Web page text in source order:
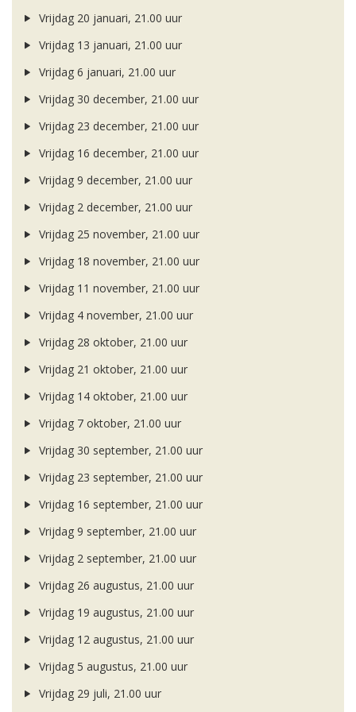
Vrijdag 20 januari, 21.00 uur
Vrijdag 13 januari, 21.00 uur
Vrijdag 6 januari, 21.00 uur
Vrijdag 30 december, 21.00 uur
Vrijdag 23 december, 21.00 uur
Vrijdag 16 december, 21.00 uur
Vrijdag 9 december, 21.00 uur
Vrijdag 2 december, 21.00 uur
Vrijdag 25 november, 21.00 uur
Vrijdag 18 november, 21.00 uur
Vrijdag 11 november, 21.00 uur
Vrijdag 4 november, 21.00 uur
Vrijdag 28 oktober, 21.00 uur
Vrijdag 21 oktober, 21.00 uur
Vrijdag 14 oktober, 21.00 uur
Vrijdag 7 oktober, 21.00 uur
Vrijdag 30 september, 21.00 uur
Vrijdag 23 september, 21.00 uur
Vrijdag 16 september, 21.00 uur
Vrijdag 9 september, 21.00 uur
Vrijdag 2 september, 21.00 uur
Vrijdag 26 augustus, 21.00 uur
Vrijdag 19 augustus, 21.00 uur
Vrijdag 12 augustus, 21.00 uur
Vrijdag 5 augustus, 21.00 uur
Vrijdag 29 juli, 21.00 uur